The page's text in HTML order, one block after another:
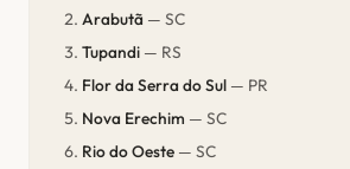
Arabutã — SC
Tupandi — RS
Flor da Serra do Sul — PR
Nova Erechim — SC
Rio do Oeste — SC